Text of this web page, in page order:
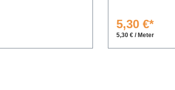
5,30 €*
5,30 € / Meter